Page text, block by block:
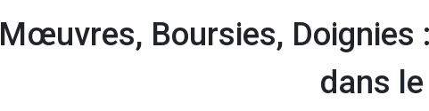
Mœuvres, Boursies,
dans